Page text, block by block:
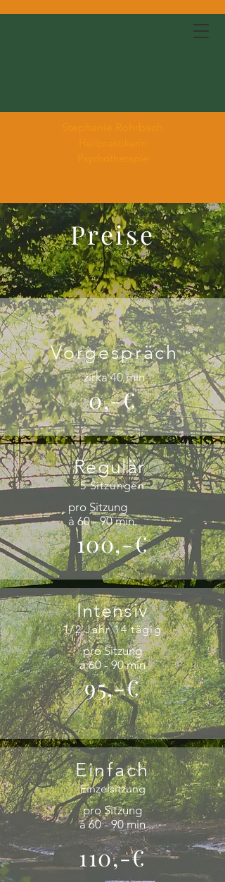
Preise
Vorgespräch
zirka 40 min
0,-€
Regulär
5 Sitzungen
pro Sitzung
à 60 - 90 min.
100,-€
Intensiv
1/2 Jahr 14tägig
pro Sitzung
a 60 - 90 min
95,-€
Einfach
Einzelsitzung
pro Sitzung
à 60 - 90 min
110,-€